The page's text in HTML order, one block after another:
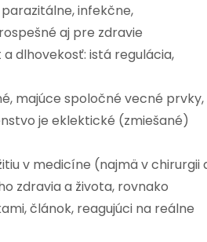
infekčne,
aj pre zdravie
dlhovekosť: istá regulácia,
majúce spoločné vecné prvky,
je eklektické (zmiešané)
v medicíne (najmä v chirurgii
zdravia a života, rovnako
článok, reagujúci na reálne